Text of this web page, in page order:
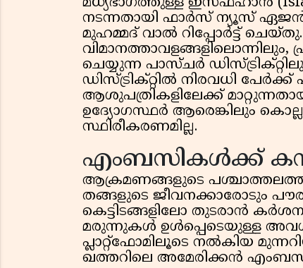
നടന്നതായി ഫാർസ് ന്യൂസ്
മുഹമ്മദ് വാൽ റിപ്പോർട്ട് ചെയ്തു.
വിമാനത്താവളങ്ങളിലൊന്നിലും,
ചെയ്യുന്ന പാസ്ചർ
ഡിസ്ട്രിക്റ്റിൽ നിരവധി
ആശുപത്രികളിലേക്ക്
ഉദ്യോഗസ്ഥർ ആരെങ്കിലും
സ്ഥിരീകരണമില്ല.
എംബസികൾക്ക്
ആക്രമണങ്ങളുടെ
തങ്ങളുടെ ജീവനക്കാരോടും
കെട്ടിടങ്ങളിലോ തുടരാൻ
മരുന്നുകൾ ഉൾപ്പെടെയുള്ള
പ്ലാറ്റ്‌ഫോമിലൂടെ നൽകിയ
ഖത്തറിലെ അമേരിക്കൻ